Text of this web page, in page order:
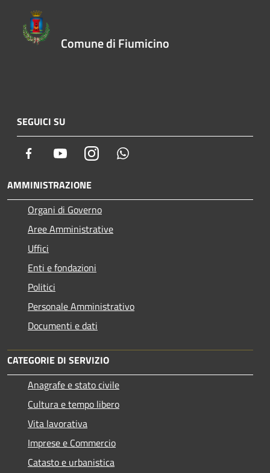
Comune di Fiumicino
SEGUICI SU
Facebook YoutubeInstagram
AMMINISTRAZIONE
Organi di Governo
Aree Amministrative
Uffici
Enti e fondazioni
Politici
Personale Amministrativo
Documenti e dati
CATEGORIE DI SERVIZIO
Anagrafe e stato civile
Cultura e tempo libero
Vita lavorativa
Imprese e Commercio
Catasto e urbanistica